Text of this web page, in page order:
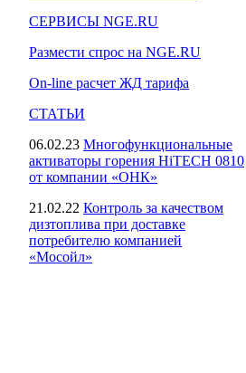
СЕРВИСЫ NGE.RU
Размести спрос на NGE.RU
On-line расчет ЖД тарифа
СТАТЬИ
06.02.23 Многофункциональные
активаторы горения HiTECH 0810
от компании «ОНК»
21.02.22 Контроль за качеством
дизтоплива при доставке
потребителю компанией
«Мосойл»